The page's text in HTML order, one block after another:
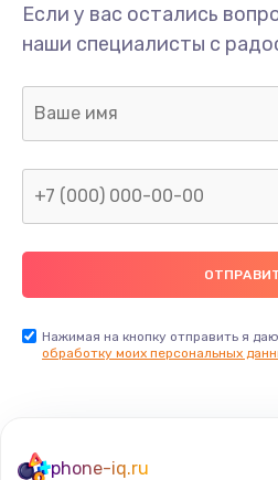
Если у вас остались
наши специалисты с
Нажимая на кнопку отправить я
обработку моих персональных
phone-iq.ru